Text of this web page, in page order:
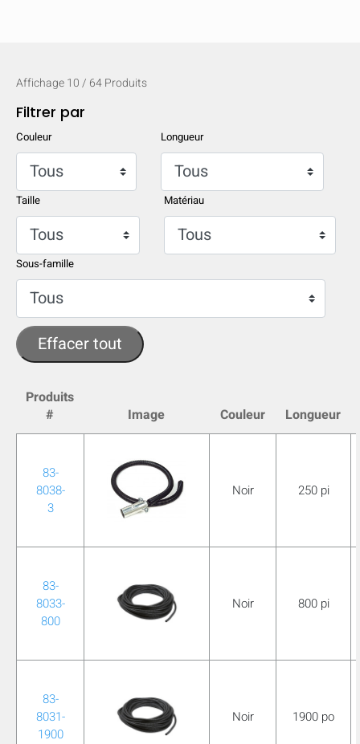
Comparer
keyboard_arrow_downMASQUER
[MISSING:
turn your phone to ]
Affichage10/ 64Produits
Filtrer par
Couleur Longueur
Taille Matériau
Sous-famille
Effacer tout
Produits
#
Image Couleur Longueur
83-
8038-
3
Noir 250 pi
83-
8033-
800
Noir 800 pi
83-
8031-
1900
Noir 1900 po